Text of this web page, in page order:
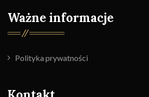
Ważne informacje
Polityka prywatności